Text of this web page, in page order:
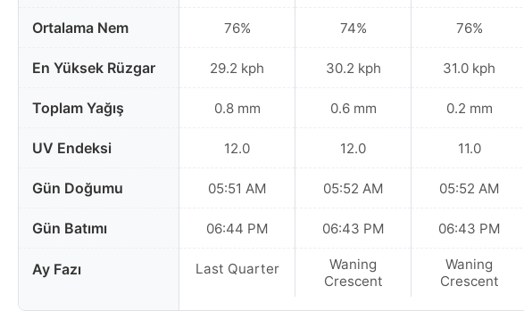
Ortalama Nem
En Yüksek Rüzgar
Toplam Yağış
UV Endeksi
Gün Doğumu
Gün Batımı
Ay Fazı
76%
29.2 kph
0.8 mm
12.0
05:51 AM
06:44 PM
Last Quarter
74%
30.2 kph
0.6 mm
12.0
05:52 AM
06:43 PM
Waning
Crescent
76%
31.0 kph
0.2 mm
11.0
05:52 AM
06:43 PM
Waning
Crescent